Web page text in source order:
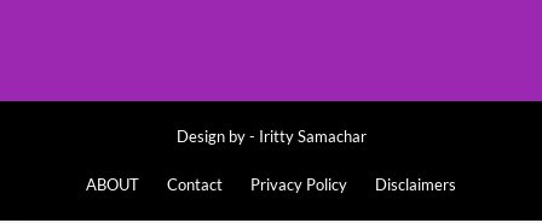
Design by - Iritty Samachar
ABOUT Contact Privacy Policy Disclaimers